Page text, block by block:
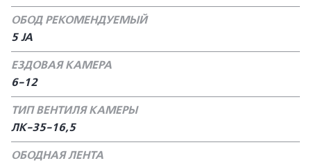
ОБОД РЕКОМЕНДУЕМЫЙ
5 JA
ЕЗДОВАЯ КАМЕРА
6-12
ТИП ВЕНТИЛЯ КАМЕРЫ
ЛК-35-16,5
ОБОДНАЯ ЛЕНТА